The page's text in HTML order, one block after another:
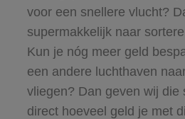
voor een snellere vlucht?
supermakkelijk naar
Kun je nóg meer geld
een andere luchthaven
vliegen? Dan geven wij die
direct hoeveel geld je met